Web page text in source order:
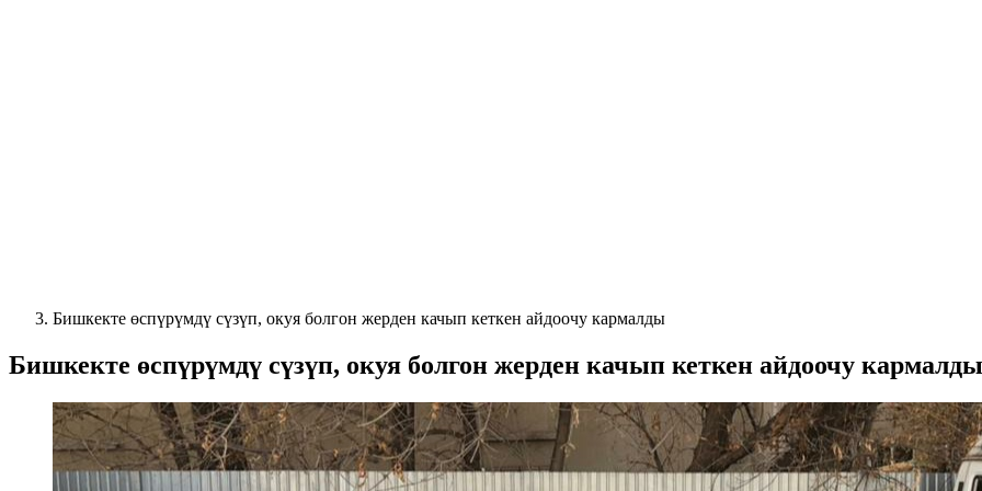
Бишкекте өспүрүмдү сүзүп, окуя болгон жерден качып кеткен айдоочу кармалды
Бишкекте өспүрүмдү сүзүп, окуя болгон жерден качып кеткен айдоочу кармалды